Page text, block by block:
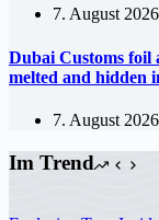
7. August 2026
Dubai Customs foil
melted and hidden
7. August 2026
Im Trend